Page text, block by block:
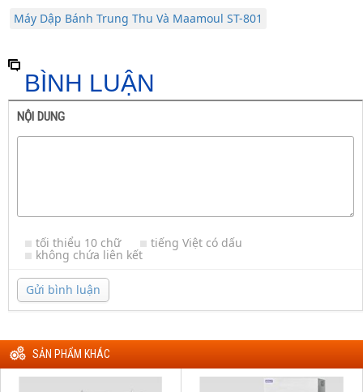
Máy Dập Bánh Trung Thu Và Maamoul ST-801
BÌNH LUẬN
NỘI DUNG
tối thiểu 10 chữ tiếng Việt có dấu
không chứa liên kết
Gửi bình luận
SẢN PHẨM KHÁC